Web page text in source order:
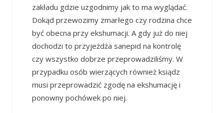
zakładu gdzie uzgodnimy jak to ma wyglądać.
Dokąd przewozimy zmarłego czy rodzina chce
być obecna przy ekshumacji. A gdy już do niej
dochodzi to przyjeżdża sanepid na kontrolę
czy wszystko dobrze przeprowadziliśmy. W
przypadku osób wierzących również ksiądz
musi przeprowadzić zgodę na ekshumację i
ponowny pochówek po niej.